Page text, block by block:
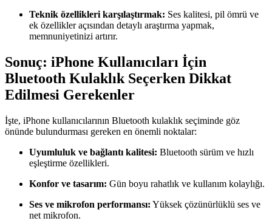
Teknik özellikleri karşılaştırmak: Ses kalitesi, pil ömrü ve
ek özellikler açısından detaylı araştırma yapmak,
memnuniyetinizi artırır.
Sonuç: iPhone Kullanıcıları İçin
Bluetooth Kulaklık Seçerken Dikkat
Edilmesi Gerekenler
İşte, iPhone kullanıcılarının Bluetooth kulaklık seçiminde göz
önünde bulundurması gereken en önemli noktalar:
Uyumluluk ve bağlantı kalitesi: Bluetooth sürüm ve hızlı
eşleştirme özellikleri.
Konfor ve tasarım: Gün boyu rahatlık ve kullanım kolaylığı.
Ses ve mikrofon performansı: Yüksek çözünürlüklü ses ve
net mikrofon.